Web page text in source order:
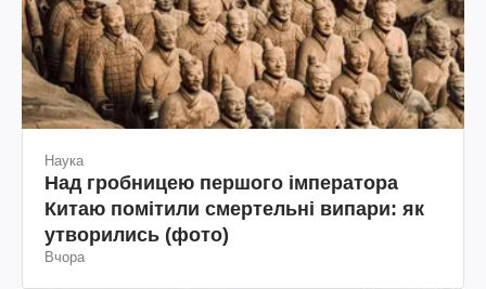
Наука
Над гробницею першого імператора
Китаю помітили смертельні випари: як
утворились (фото)
Вчора